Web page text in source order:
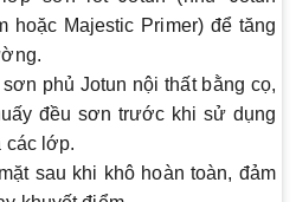
hoặc Majestic Primer) để tăng
phủ Jotun nội thất bằng cọ,
đều sơn trước khi sử dụng
các lớp.
sau khi khô hoàn toàn, đảm